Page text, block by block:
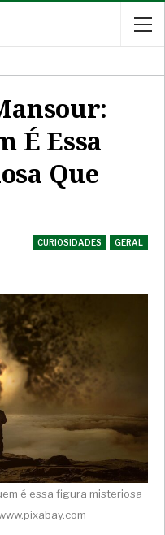
É Essa
Que
CURIOSIDADES GERAL
é essa figura misteriosa